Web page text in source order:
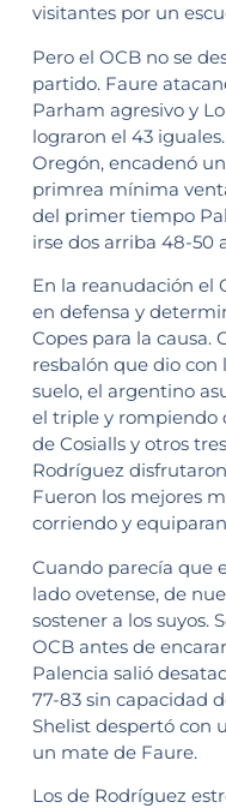
visitantes por un
Pero el OCB no se
partido. Faure
Parham agresivo y
lograron el 43
Oregón, encadenó
primrea mínima
del primer tiempo
irse dos arriba 48-50
En la reanudación el
en defensa y
Copes para la causa.
resbalón que dio con
suelo, el argentino
el triple y rompiendo
de Cosialls y otros
Rodríguez
Fueron los mejores
corriendo y
Cuando parecía que
lado ovetense, de
sostener a los suyos.
OCB antes de
Palencia salió
77-83 sin capacidad
Shelist despertó con
un mate de Faure.
Los de Rodríguez